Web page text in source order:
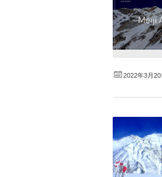
2022年3月20